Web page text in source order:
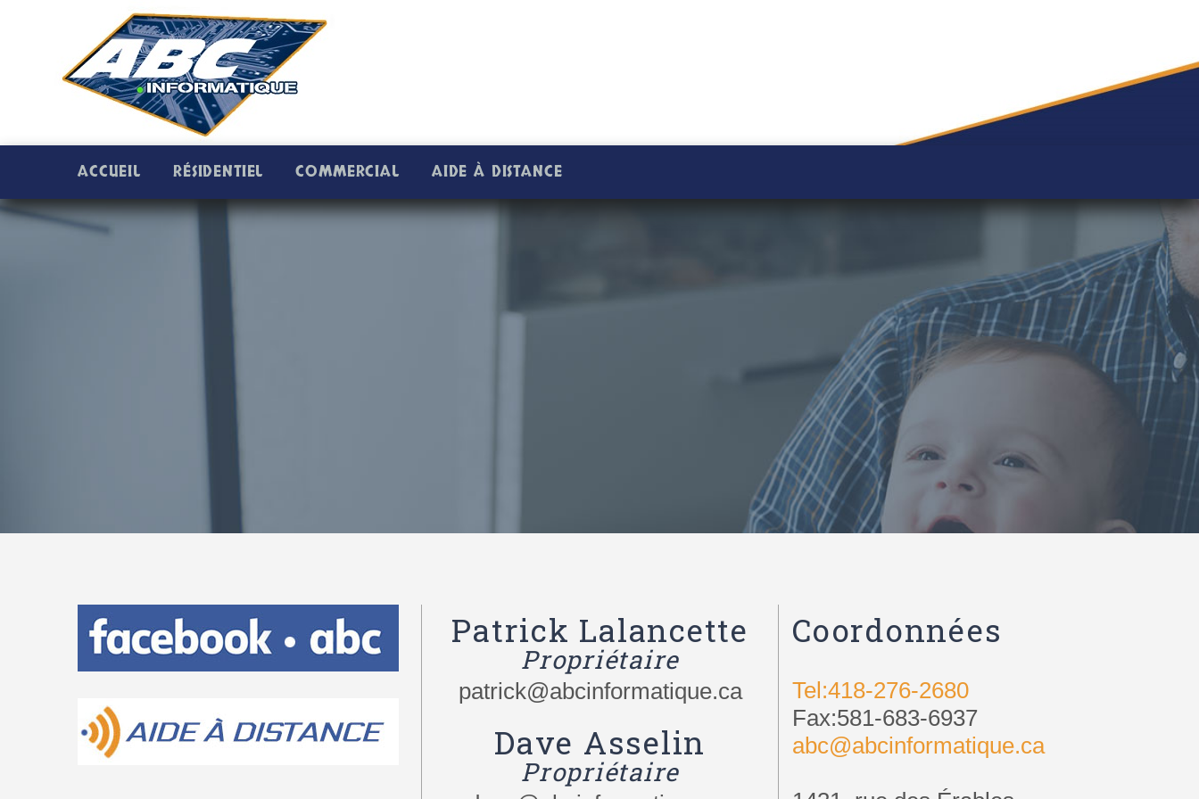
ACCUEIL RÉSIDENTIEL COMMERCIAL AIDE À DISTANCE
Patrick Lalancette
Propriétaire
patrick@abcinformatique.ca
Dave Asselin
Propriétaire
Coordonnées
Tel:418-276-2680
Fax:581-683-6937
abc@abcinformatique.ca